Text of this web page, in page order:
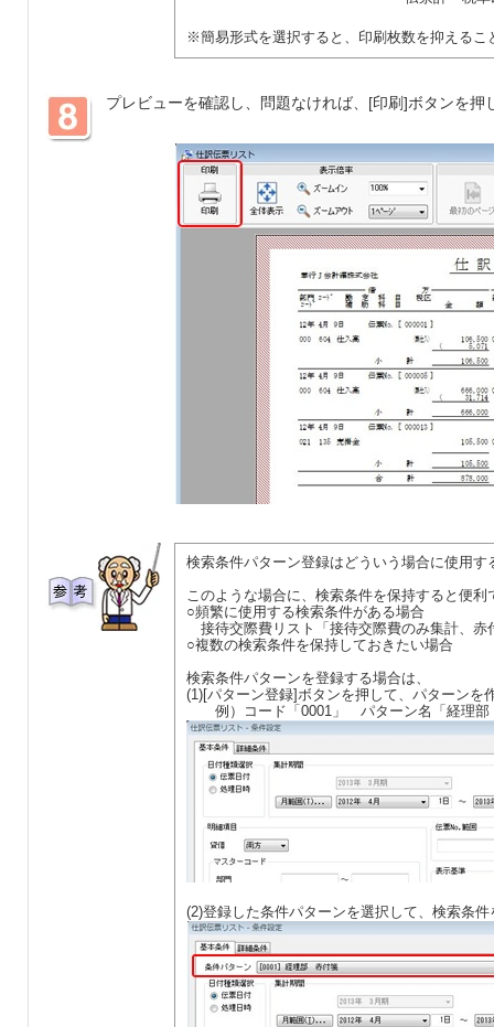
※簡易形式を選択すると、印刷枚数を抑えるこ
プレビューを確認し、問題なければ、[印刷]ボタンを押
検索条件パターン登録はどういう場合に使用す
このような場合に、検索条件を保持すると便利
○頻繁に使用する検索条件がある場合
接待交際費リスト「接待交際費のみ集計、赤
○複数の検索条件を保持しておきたい場合
検索条件パターンを登録する場合は、
(1)[パターン登録]ボタンを押して、パターンを
例）コード「0001」 パターン名「経理
(2)登録した条件パターンを選択して、検索条